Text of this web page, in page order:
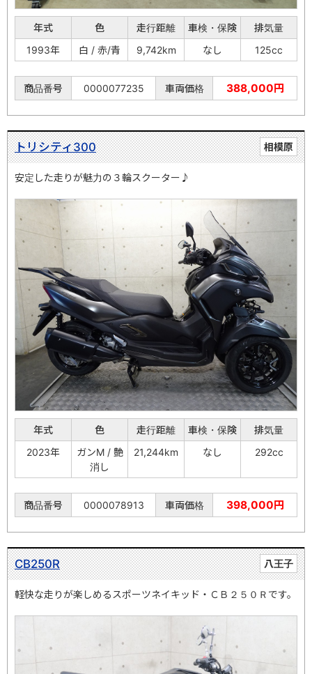
年式 色 走行距離 車検・保険
排気量
1993年
白 / 赤/青 9,742km なし 125cc
商品番号 0000077235 車両価格 388,000円
相模原
トリシティ300
安定した走りが魅力の３輪スクーター♪
年式 色 走行距離 車検・保険
排気量
2023年
ガンM / 艶
消し
21,244km なし 292cc
商品番号 0000078913 車両価格 398,000円
八王子
CB250R
軽快な走りが楽しめるスポーツネイキッド・ＣＢ２５０Ｒです。